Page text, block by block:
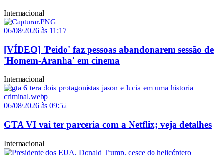
Internacional
06/08/2026 às 11:17
[VÍDEO] 'Peido' faz pessoas abandonarem sessão de
'Homem-Aranha' em cinema
Internacional
06/08/2026 às 09:52
GTA VI vai ter parceria com a Netflix; veja detalhes
Internacional